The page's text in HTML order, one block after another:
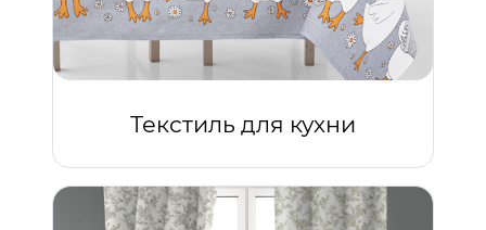
Текстиль для кухни